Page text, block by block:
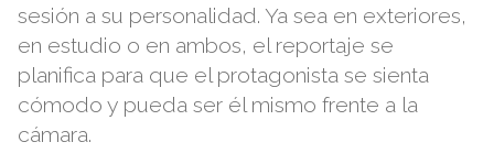
sesión a su personalidad. Ya sea en exteriores,
en estudio o en ambos, el reportaje se
planifica para que el protagonista se sienta
cómodo y pueda ser él mismo frente a la
cámara.